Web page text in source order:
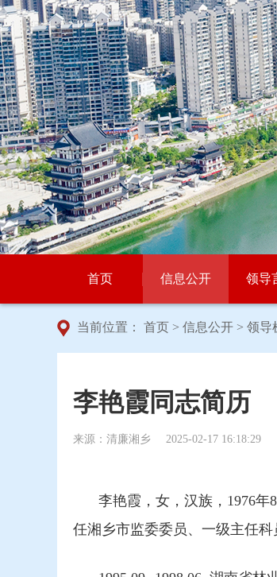
首页 信息公开 领导
当前位置： 首页 > 信息公开 > 领导
李艳霞同志简历
来源：清廉湘乡 2025-02-17 16:18:29
李艳霞，女，汉族，1976年
任湘乡市监委委员、一级主任科